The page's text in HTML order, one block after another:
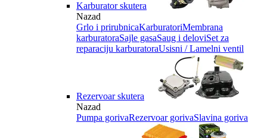
Karburator skutera
Nazad
Grlo i prirubnicaKarburatoriMembrana
karburatoraSajle gasaSaug i deloviSet za
reparaciju karburatoraUsisni / Lamelni ventil
Rezervoar skutera
Nazad
Pumpa gorivaRezervoar gorivaSlavina goriva